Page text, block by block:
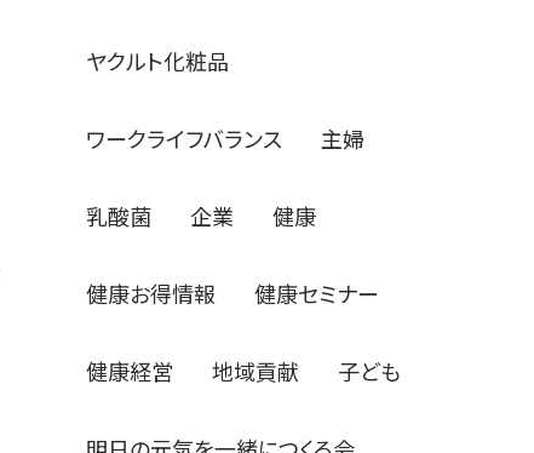
ヤクルト化粧品
ワークライフバランス 主婦
乳酸菌 企業 健康
健康お得情報 健康セミナー
健康経営 地域貢献 子ども